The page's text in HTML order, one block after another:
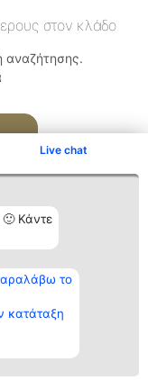
Live chat
Κάντε
το
κατάταξη
στον κλάδο
αναζήτησης.
Επικοινωνία
Επικοινωνία